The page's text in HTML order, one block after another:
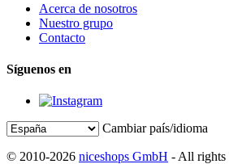
Acerca de nosotros
Nuestro grupo
Contacto
Síguenos en
Cambiar país/idioma
© 2010-2026 niceshops GmbH - All rights